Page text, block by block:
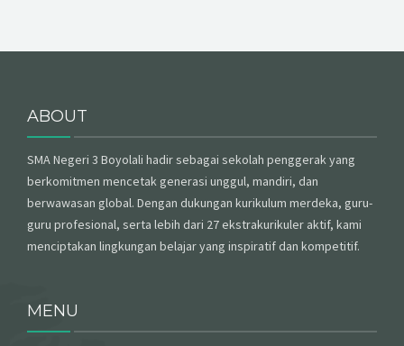
ABOUT
SMA Negeri 3 Boyolali hadir sebagai sekolah penggerak yang
berkomitmen mencetak generasi unggul, mandiri, dan
berwawasan global. Dengan dukungan kurikulum merdeka, guru-
guru profesional, serta lebih dari 27 ekstrakurikuler aktif, kami
menciptakan lingkungan belajar yang inspiratif dan kompetitif.
MENU